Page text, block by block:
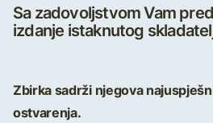
Sa zadovoljstvom Vam
izdanje istaknutog
Zbirka sadrži njegova
ostvarenja.